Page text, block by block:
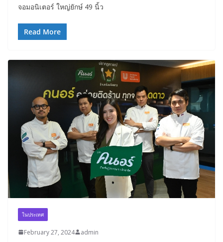
จอมอนิเตอร์ ใหญ่ยักษ์ 49 นิ้ว
Read More
ในประเทศ
February 27, 2024 admin